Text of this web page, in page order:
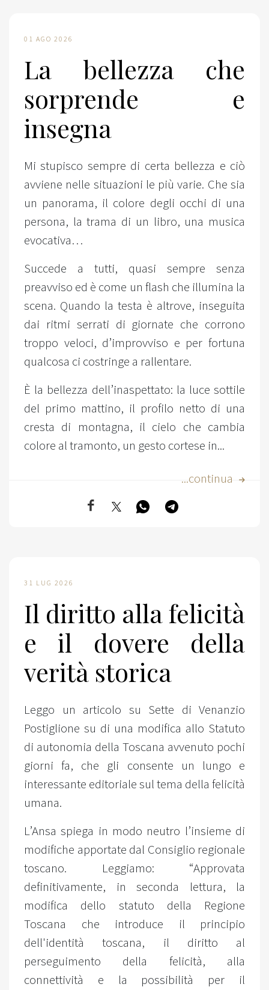
01 AGO 2026
La bellezza che
sorprende e
insegna
Mi stupisco sempre di certa bellezza e ciò
avviene nelle situazioni le più varie. Che sia
un panorama, il colore degli occhi di una
persona, la trama di un libro, una musica
evocativa…
Succede a tutti, quasi sempre senza
preavviso ed è come un flash che illumina la
scena. Quando la testa è altrove, inseguita
dai ritmi serrati di giornate che corrono
troppo veloci, d’improvviso e per fortuna
qualcosa ci costringe a rallentare.
È la bellezza dell’inaspettato: la luce sottile
del primo mattino, il profilo netto di una
cresta di montagna, il cielo che cambia
colore al tramonto, un gesto cortese in...
...continua
31 LUG 2026
Il diritto alla felicità
e il dovere della
verità storica
Leggo un articolo su Sette di Venanzio
Postiglione su di una modifica allo Statuto
di autonomia della Toscana avvenuto pochi
giorni fa, che gli consente un lungo e
interessante editoriale sul tema della felicità
umana.
L’Ansa spiega in modo neutro l’insieme di
modifiche apportate dal Consiglio regionale
toscano. Leggiamo: “Approvata
definitivamente, in seconda lettura, la
modifica dello statuto della Regione
Toscana che introduce il principio
dell'identità toscana, il diritto al
perseguimento della felicità, alla
connettività e la possibilità per il